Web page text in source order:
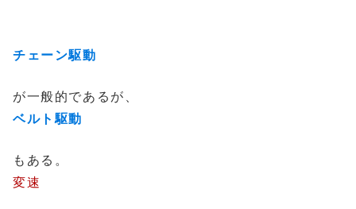
チェーン駆動
が一般的であるが、
ベルト駆動
もある。
変速